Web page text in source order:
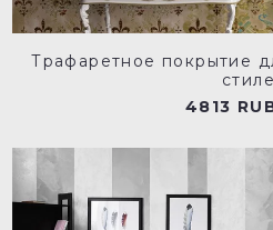
Трафаретное покрытие
стиле
4813